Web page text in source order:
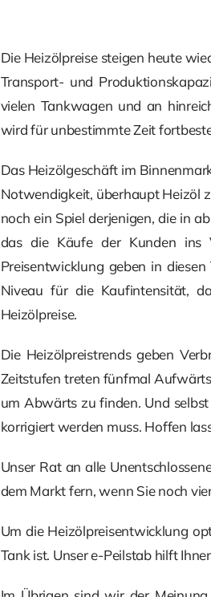
Die Heizölpreise steigen heute
Transport- und
vielen Tankwagen und an
wird für unbestimmte Zeit
Das Heizölgeschäft im
Notwendigkeit, überhaupt Heizöl
noch ein Spiel derjenigen, die in
das die Käufe der Kunden ins
Preisentwicklung geben in
Niveau für die Kaufintensität,
Heizölpreise.
Die Heizölpreistrends geben
Zeitstufen treten fünfmal
um Abwärts zu finden. Und
korrigiert werden muss. Hoffen
Unser Rat an alle
dem Markt fern, wenn Sie noch
Um die Heizölpreisentwicklung
Tank ist. Unser e-Peilstab hilft